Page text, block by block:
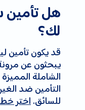
هل تأمين
لك؟
قد يكون تأمين
يبحثون عن
الشاملة
التأمين ضد
للسائق.اختر